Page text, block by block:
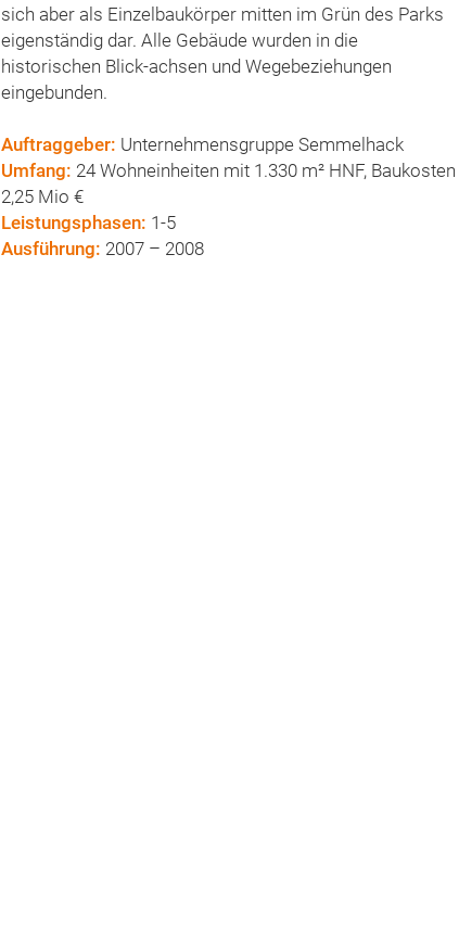
sich aber als Einzelbaukörper mitten im Grün des Parks
eigenständig dar. Alle Gebäude wurden in die
historischen Blick-achsen und Wegebeziehungen
eingebunden.
Auftraggeber: Unternehmensgruppe Semmelhack
Umfang: 24 Wohneinheiten mit 1.330 m² HNF, Baukosten
2,25 Mio €
Leistungsphasen: 1-5
Ausführung: 2007 – 2008